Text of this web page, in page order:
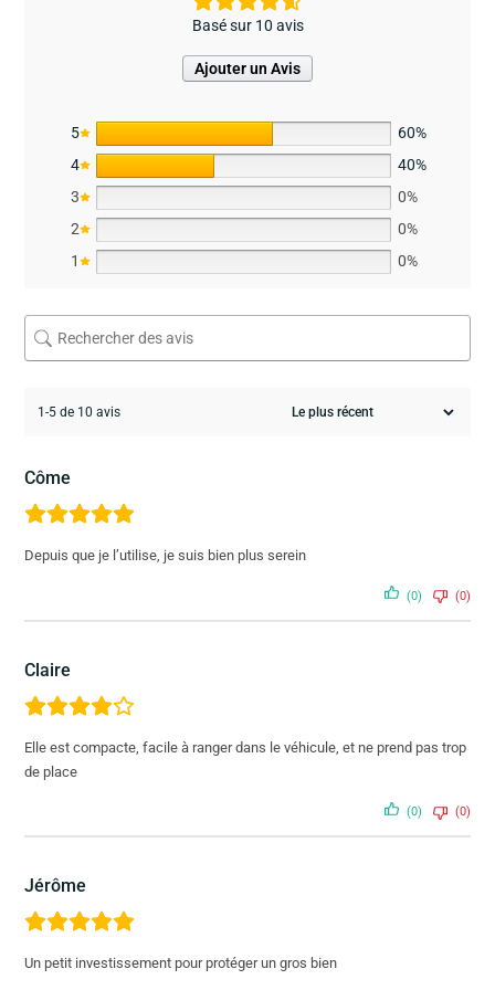
Basé sur 10 avis
Ajouter un Avis
5
60%
4
40%
3
0%
2
0%
1
0%
1-5 de 10 avis
Côme
Depuis que je l’utilise, je suis bien plus serein
(0) (0)
Claire
Elle est compacte, facile à ranger dans le véhicule, et ne prend pas trop
de place
(0) (0)
Jérôme
Un petit investissement pour protéger un gros bien